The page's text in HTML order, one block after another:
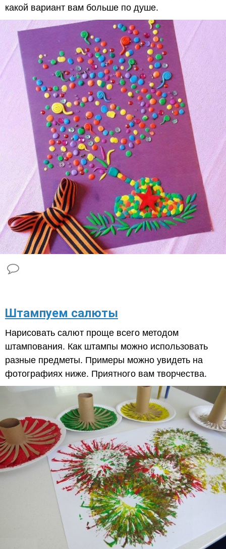
какой вариант вам больше по душе.
Штампуем салюты
Нарисовать салют проще всего методом
штампования. Как штампы можно использовать
разные предметы. Примеры можно увидеть на
фотографиях ниже. Приятного вам творчества.